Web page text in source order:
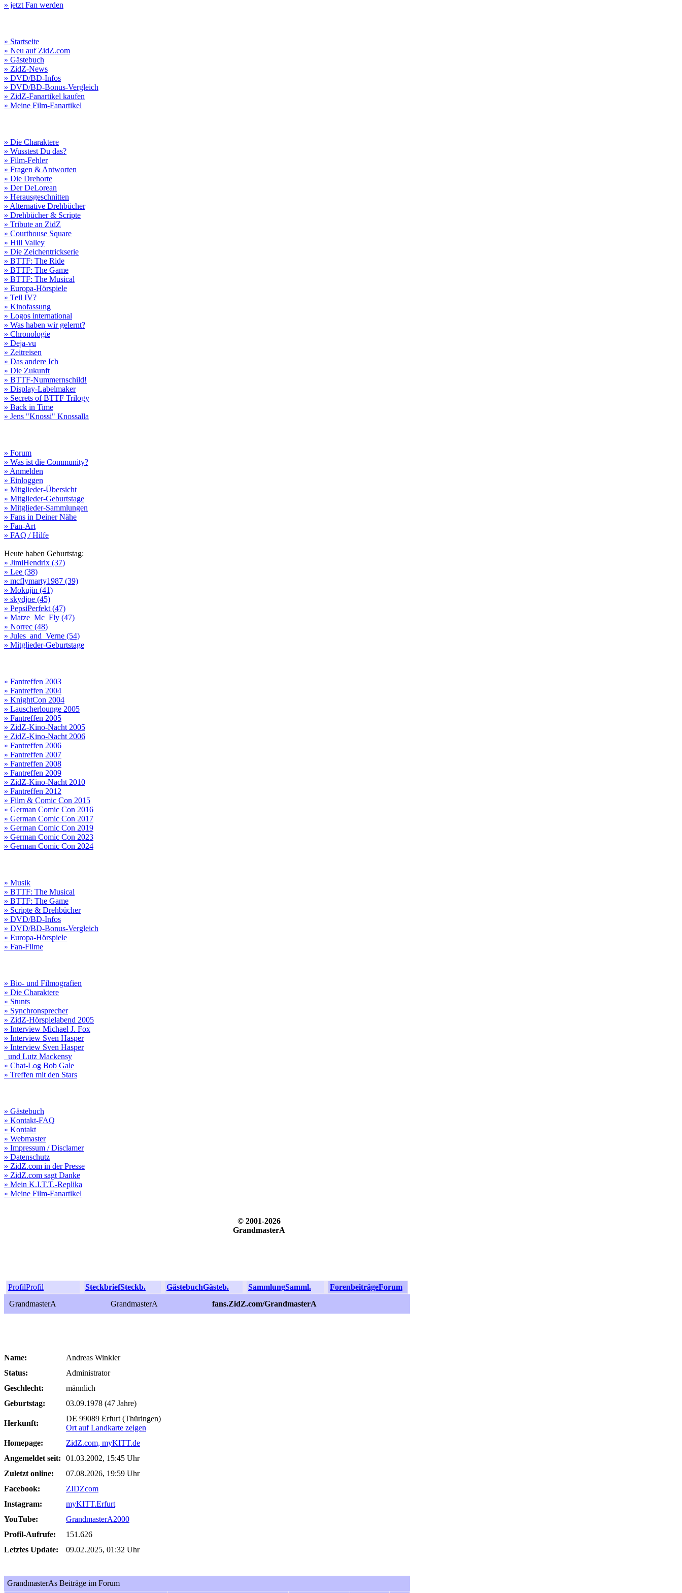
» jetzt Fan werden
» Startseite
» Neu auf ZidZ.com
» Gästebuch
» ZidZ-News
» DVD/BD-Infos
» DVD/BD-Bonus-Vergleich
» ZidZ-Fanartikel kaufen
» Meine Film-Fanartikel
» Die Charaktere
» Wusstest Du das?
» Film-Fehler
» Fragen & Antworten
» Die Drehorte
» Der DeLorean
» Herausgeschnitten
» Alternative Drehbücher
» Drehbücher & Scripte
» Tribute an ZidZ
» Courthouse Square
» Hill Valley
» Die Zeichentrickserie
» BTTF: The Ride
» BTTF: The Game
» BTTF: The Musical
» Europa-Hörspiele
» Teil IV?
» Kinofassung
» Logos international
» Was haben wir gelernt?
» Chronologie
» Deja-vu
» Zeitreisen
» Das andere Ich
» Die Zukunft
» BTTF-Nummernschild!
» Display-Labelmaker
» Secrets of BTTF Trilogy
» Back in Time
» Jens "Knossi" Knossalla
» Forum
» Was ist die Community?
» Anmelden
» Einloggen
» Mitglieder-Übersicht
» Mitglieder-Geburtstage
» Mitglieder-Sammlungen
» Fans in Deiner Nähe
» Fan-Art
» FAQ / Hilfe
Heute haben Geburtstag:
» JimiHendrix (37)
» Lee (38)
» mcflymarty1987 (39)
» Mokujin (41)
» skydjoe (45)
» PepsiPerfekt (47)
» Matze_Mc_Fly (47)
» Norrec (48)
» Jules_and_Verne (54)
» Mitglieder-Geburtstage
» Fantreffen 2003
» Fantreffen 2004
» KnightCon 2004
» Lauscherlounge 2005
» Fantreffen 2005
» ZidZ-Kino-Nacht 2005
» ZidZ-Kino-Nacht 2006
» Fantreffen 2006
» Fantreffen 2007
» Fantreffen 2008
» Fantreffen 2009
» ZidZ-Kino-Nacht 2010
» Fantreffen 2012
» Film & Comic Con 2015
» German Comic Con 2016
» German Comic Con 2017
» German Comic Con 2019
» German Comic Con 2023
» German Comic Con 2024
» Musik
» BTTF: The Musical
» BTTF: The Game
» Scripte & Drehbücher
» DVD/BD-Infos
» DVD/BD-Bonus-Vergleich
» Europa-Hörspiele
» Fan-Filme
» Bio- und Filmografien
» Die Charaktere
» Stunts
» Synchronsprecher
» ZidZ-Hörspielabend 2005
» Interview Michael J. Fox
» Interview Sven Hasper
» Interview Sven Hasper
und Lutz Mackensy
» Chat-Log Bob Gale
» Treffen mit den Stars
» Gästebuch
» Kontakt-FAQ
» Kontakt
» Webmaster
» Impressum / Disclamer
» Datenschutz
» ZidZ.com in der Presse
» ZidZ.com sagt Danke
» Mein K.I.T.T.-Replika
» Meine Film-Fanartikel
© 2001-2026
GrandmasterA
ProfilProfil SteckbriefSteckb. GästebuchGästeb. SammlungSamml. ForenbeiträgeForum
GrandmasterA
GrandmasterA fans.ZidZ.com/GrandmasterA
Name:
Andreas Winkler
Status:
Administrator
Geschlecht:
männlich
Geburtstag:
03.09.1978 (47 Jahre)
Herkunft:
DE 99089 Erfurt (Thüringen)
Ort auf Landkarte zeigen
Homepage:
ZidZ.com, myKITT.de
Angemeldet seit:
01.03.2002, 15:45 Uhr
Zuletzt online:
07.08.2026, 19:59 Uhr
Facebook:
ZIDZcom
Instagram:
myKITT.Erfurt
YouTube:
GrandmasterA2000
Profil-Aufrufe:
151.626
Letztes Update:
09.02.2025, 01:32 Uhr
GrandmasterAs Beiträge im Forum